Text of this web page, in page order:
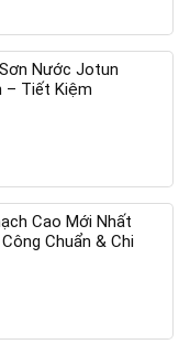
Nước Jotun
– Tiết Kiệm
Cao Mới Nhất
Chuẩn & Chi